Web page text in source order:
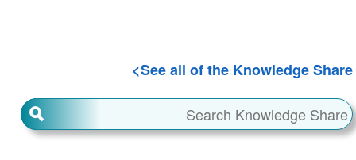
See all of the Knowledge Share